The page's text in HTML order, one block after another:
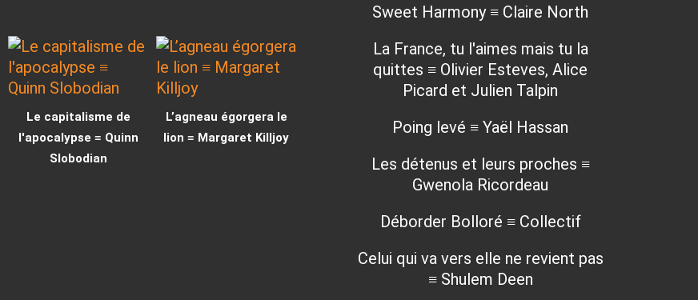
Le capitalisme de
l'apocalypse ≡ Quinn
Slobodian
L’agneau égorgera le
lion ≡ Margaret Killjoy
Sweet Harmony ≡ Claire North
La France, tu l'aimes mais tu la
quittes ≡ Olivier Esteves, Alice
Picard et Julien Talpin
Poing levé ≡ Yaël Hassan
Les détenus et leurs proches ≡
Gwenola Ricordeau
Déborder Bolloré ≡ Collectif
Celui qui va vers elle ne revient pas
≡ Shulem Deen